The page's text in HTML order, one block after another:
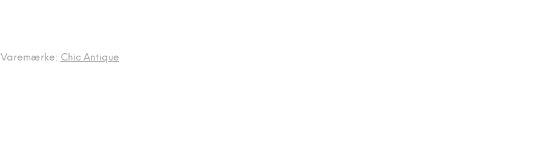
Varemærke: Chic Antique